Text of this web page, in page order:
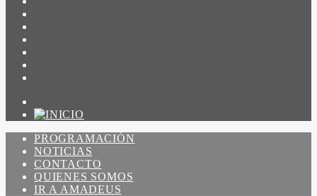
PROGRAMACIÓN
NOTICIAS
CONTACTO
QUIENES SOMOS
IR A AMADEUS